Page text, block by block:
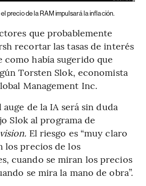
precio de la RAM impulsará la inflación.
que probablemente
recortar las tasas de interés
como había sugerido que
Torsten Slok, economista
Management Inc.
de la IA será sin duda
Slok al programa de
El riesgo es “muy claro
los precios de los
cuando se miran los precios
se mira la mano de obra”.